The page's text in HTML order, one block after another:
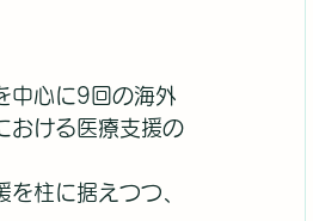
中心に9回の海外
おける医療支援の
柱に据えつつ、